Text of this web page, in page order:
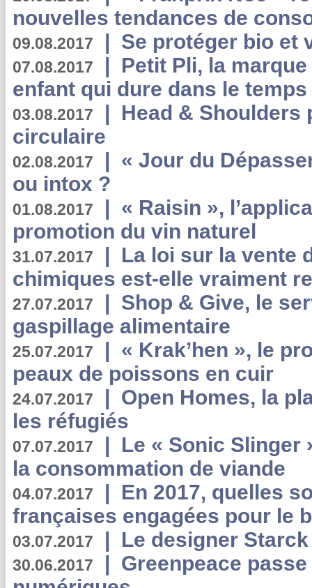
nouvelles tendances de
09.08.2017 | Se protéger bio et
07.08.2017 | Petit Pli, la
enfant qui dure dans le temps
03.08.2017 | Head & Shoulders
circulaire
02.08.2017 | « Jour du
ou intox ?
01.08.2017 | « Raisin »,
promotion du vin naturel
31.07.2017 | La loi sur la vente
chimiques est-elle vraiment
27.07.2017 | Shop & Give, le
gaspillage alimentaire
25.07.2017 | « Krak’hen », le
peaux de poissons en cuir
24.07.2017 | Open Homes, la
les réfugiés
07.07.2017 | Le « Sonic Slinger
la consommation de viande
04.07.2017 | En 2017, quelles
françaises engagées pour le
03.07.2017 | Le designer
30.06.2017 | Greenpeace